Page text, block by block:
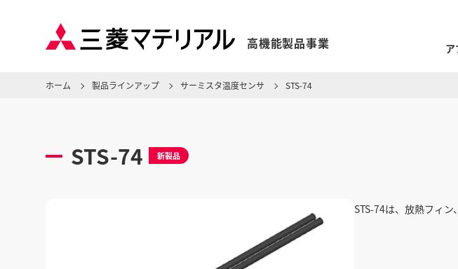
高機能製品事業
ホーム 製品ラインアップ サーミスタ温度センサ STS-74
STS-74 新製品
STS-74は、放熱フィ